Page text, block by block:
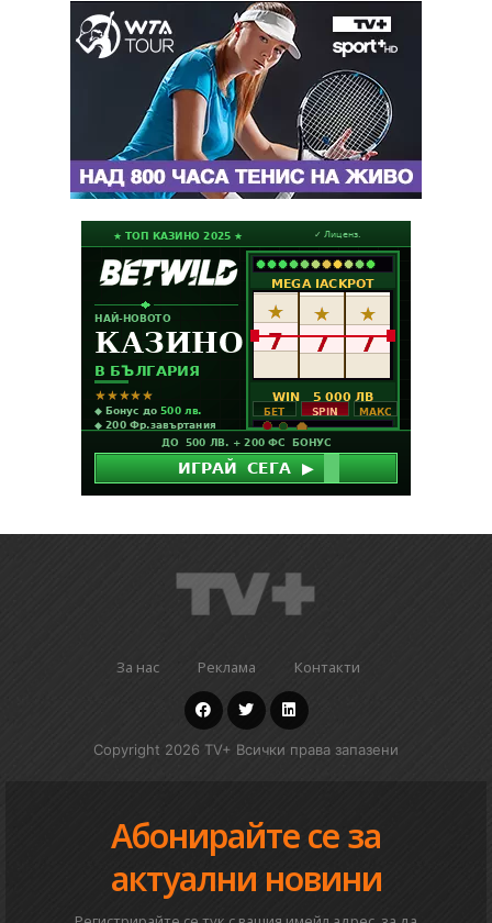
За нас Реклама Контакти
Copyright 2026 TV+ Всички права запазени
Абонирайте се за
актуални новини